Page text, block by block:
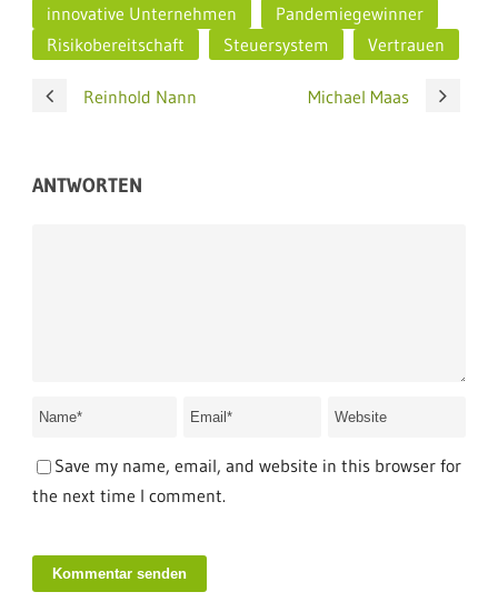
innovative Unternehmen
Pandemiegewinner
Risikobereitschaft
Steuersystem Vertrauen
Reinhold Nann Michael Maas
ANTWORTEN
Save my name, email, and website in this browser for
the next time I comment.